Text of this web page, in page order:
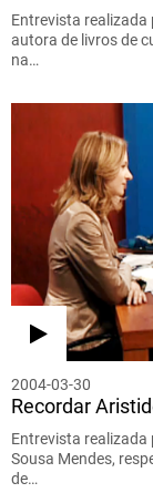
Entrevista realizada
autora de livros de
na…
2004-03-30
Recordar
Entrevista realizada
Sousa Mendes,
de…